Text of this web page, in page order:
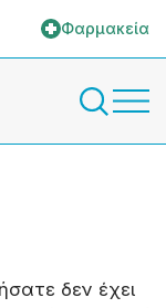
Φαρμακεία
δεν έχει